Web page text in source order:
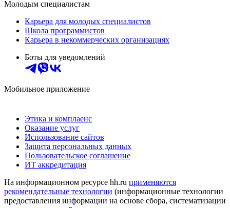
Молодым специалистам
Карьера для молодых специалистов
Школа программистов
Карьера в некоммерческих организациях
Боты для уведомлений
Мобильное приложение
Этика и комплаенс
Оказание услуг
Использование сайтов
Защита персональных данных
Пользовательское соглашение
ИТ аккредитация
На информационном ресурсе hh.ru применяются
рекомендательные технологии (информационные технологии
предоставления информации на основе сбора, систематизации